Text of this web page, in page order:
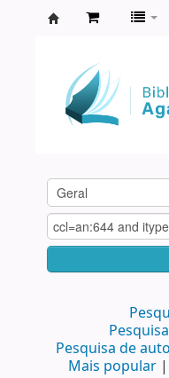
Agamenon
Magalhães
Pesquisa de
Mais popular